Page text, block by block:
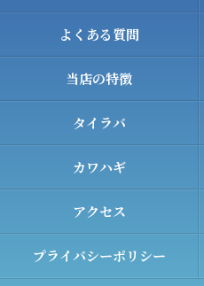
よくある質問
当店の特徴
タイラバ
カワハギ
アクセス
プライバシーポリシー